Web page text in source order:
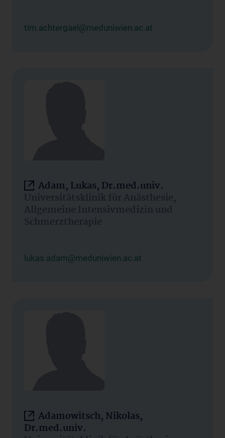
tim.achtergael@meduniwien.ac.at
Adam, Lukas, Dr.med.univ.
Universitätsklinik für Anästhesie,
Allgemeine Intensivmedizin und
Schmerztherapie
lukas.adam@meduniwien.ac.at
Adamowitsch, Nikolas,
Dr.med.univ.